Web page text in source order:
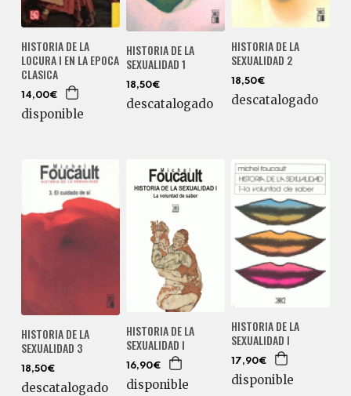
HISTORIA DE LA
LOCURA I EN LA EPOCA
CLASICA
14,00€
disponible
HISTORIA DE LA
SEXUALIDAD 1
18,50€
descatalogado
HISTORIA DE LA
SEXUALIDAD 2
18,50€
descatalogado
HISTORIA DE LA
SEXUALIDAD 3
18,50€
descatalogado
HISTORIA DE LA
SEXUALIDAD I
16,90€
disponible
HISTORIA DE LA
SEXUALIDAD I
17,90€
disponible